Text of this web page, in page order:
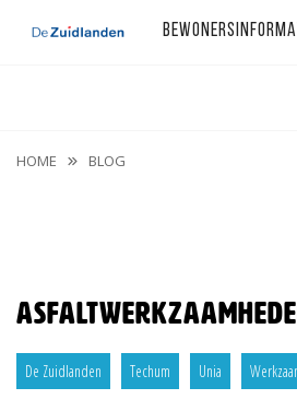
HOME BLOG
De Zuidlanden Techum Unia